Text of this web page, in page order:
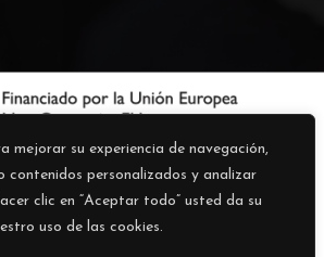
mejorar su experiencia de navegación,
contenidos personalizados y analizar
clic en “Aceptar todo” usted da su
uso de las cookies.